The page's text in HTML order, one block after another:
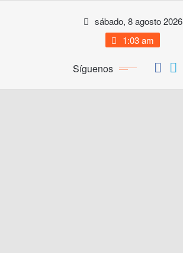
sábado, 8 agosto 2026
1:03 am
Síguenos